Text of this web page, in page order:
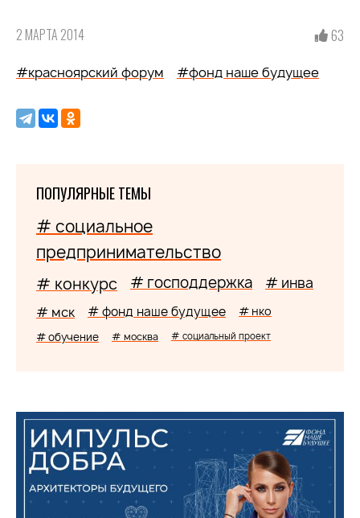
2 МАРТА 2014 63
#красноярский форум #фонд наше будущее
ПОПУЛЯРНЫЕ ТЕМЫ
# социальное
предпринимательство
# конкурс # господдержка # инва
# мск # фонд наше будущее # нко
# обучение # москва # социальный проект